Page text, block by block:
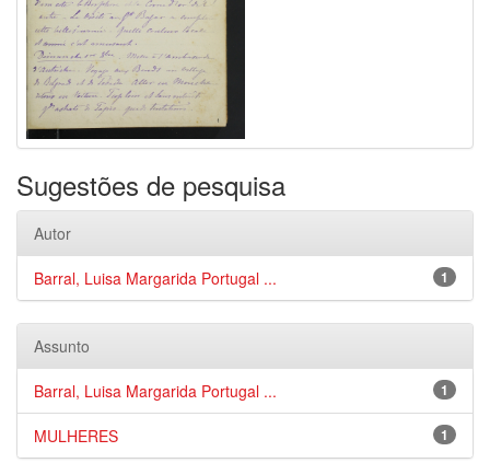
Sugestões de pesquisa
Autor
1
Barral, Luisa Margarida Portugal ...
Assunto
1
Barral, Luisa Margarida Portugal ...
1
MULHERES